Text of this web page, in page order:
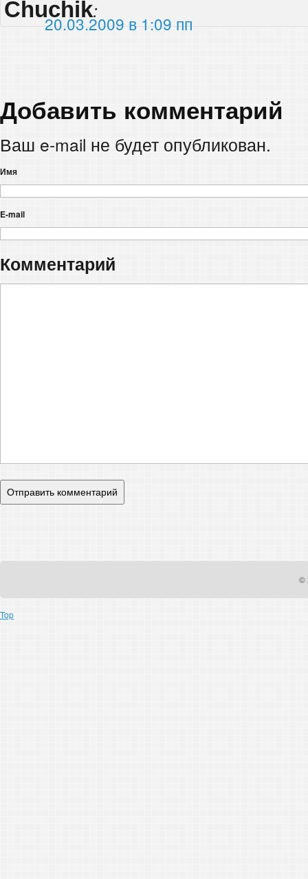
Chuchik:
20.03.2009 в 1:09 пп
Добавить комментарий
Ваш e-mail не будет опубликован.
Имя
E-mail
Комментарий
©
Top